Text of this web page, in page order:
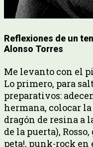
Reflexiones de un
Alonso Torres
Me levanto con el
Lo primero, para
preparativos:
hermana, colocar la
dragón de resina a
de la puerta),
peta!, punk-rock en